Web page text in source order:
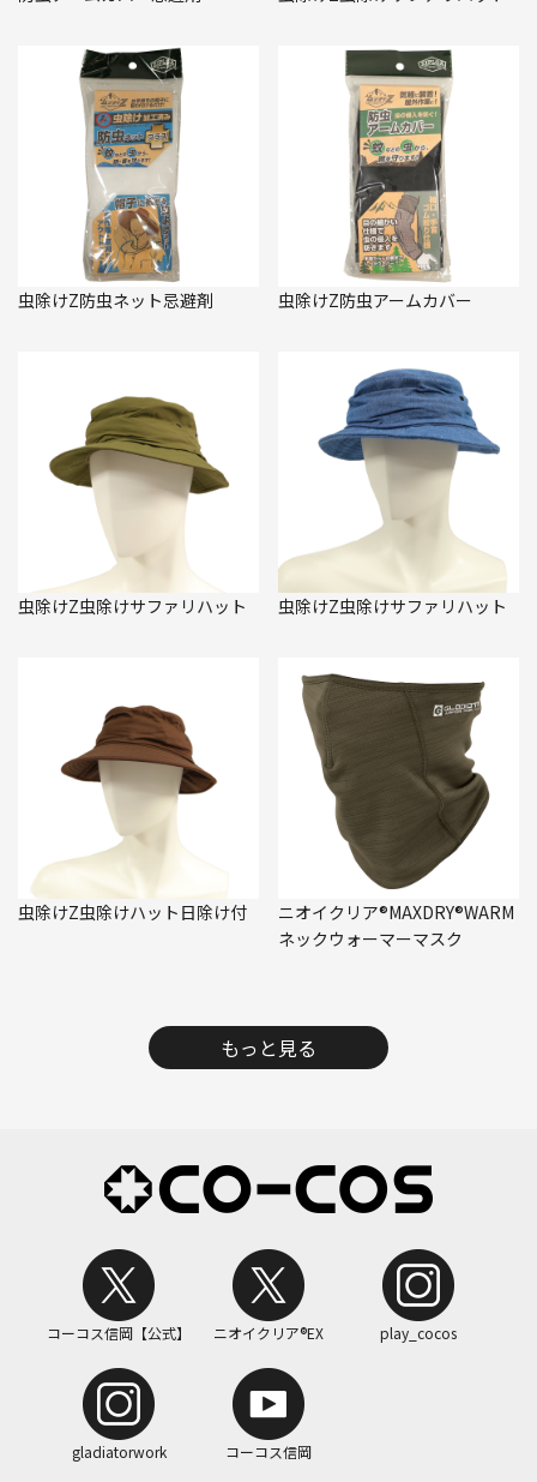
虫除けZ防虫ネット忌避剤 虫除けZ防虫アームカバー
虫除けZ虫除けサファリハット 虫除けZ虫除けサファリハット
虫除けZ虫除けハット日除け付
ニオイクリア®MAXDRY®WARM
ネックウォーマーマスク
もっと見る
コーコス信岡【公式】 ニオイクリア®EX play_cocos
gladiatorwork コーコス信岡